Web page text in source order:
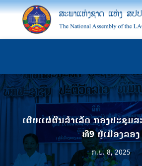
ເຜີຍແຜ່ຜົນສໍາເລັດ ກອງປະຊຸມ
ທີ9 ຢູ່ເມືອງລອງ
ກ.ຍ. 8, 2025